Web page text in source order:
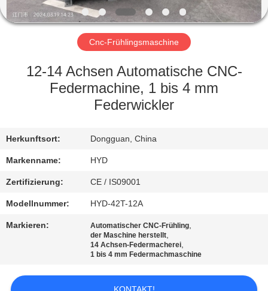
FABRIK-
AUSFLUG
QUALITÄTSKONTROLLE
SIE
MIT
UNS
IN
VERBINDUNG
NACHRICHTEN
Cnc-Frühlingsmaschine
12-14 Achsen Automatische CNC-
Federmachine, 1 bis 4 mm
Federwickler
Herkunftsort: Dongguan, China
Markenname: HYD
Zertifizierung: CE / IS09001
Modellnummer: HYD-42T-12A
Markieren: Automatischer CNC-Frühling,
der Maschine herstellt,
14 Achsen-Federmacherei,
1 bis 4 mm Federmachmaschine